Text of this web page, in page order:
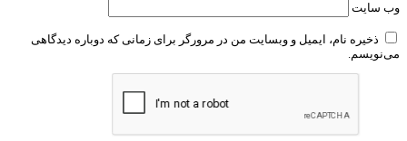
وب‌ سایت
ذخیره نام، ایمیل و وبسایت من در مرورگر برای زمانی که دوباره دیدگاهی
می‌نویسم.